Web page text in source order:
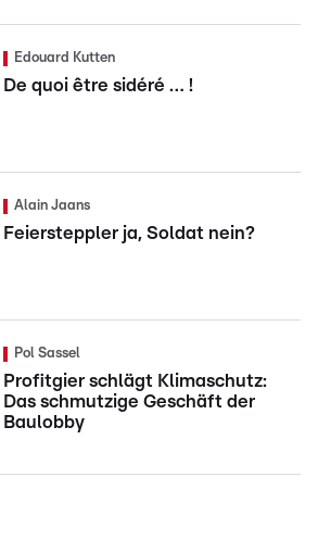
Edouard Kutten
De quoi être sidéré … !
Alain Jaans
Feiersteppler ja, Soldat nein?
Pol Sassel
Profitgier schlägt Klimaschutz:
Das schmutzige Geschäft der
Baulobby